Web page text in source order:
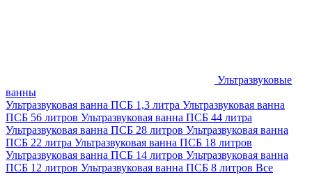
Ультразвуковые
ванны
Ультразвуковая ванна ПСБ 1,3 литра Ультразвуковая ванна
ПСБ 56 литров Ультразвуковая ванна ПСБ 44 литра
Ультразвуковая ванна ПСБ 28 литров Ультразвуковая ванна
ПСБ 22 литра Ультразвуковая ванна ПСБ 18 литров
Ультразвуковая ванна ПСБ 14 литров Ультразвуковая ванна
ПСБ 12 литров Ультразвуковая ванна ПСБ 8 литров Все